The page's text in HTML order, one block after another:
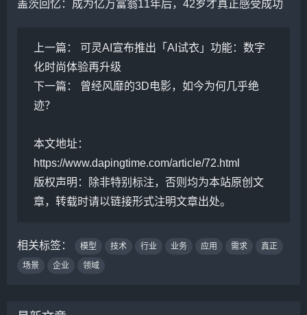
盖茨回忆：成为亿万富翁11年后，42岁才真正感受成功
上一篇： 可灵AI宣布推出「AI试衣」功能：数字
化时尚体验再升级
下一篇：
曾经风靡的3D电影，如今为何几乎绝
迹？
本文地址：
https://www.dapingtime.com/article/72.html
版权声明：
除非特别标注，否则均为本站原创文
章，转载时请以链接形式注明文章出处。
相关标签： 模型 技术 行业 业务 应用 需求
真正
场景
企业 领域